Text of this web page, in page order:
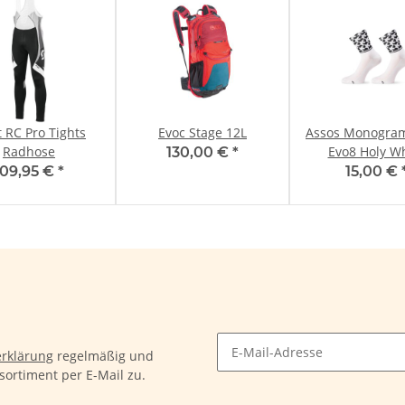
RC Pro Tights
Radhose
€ *
Evoc Stage 12L
130,00 € *
Assos
Evo8 Holy
15,00 €
regelmäßig und
per E-Mail zu.